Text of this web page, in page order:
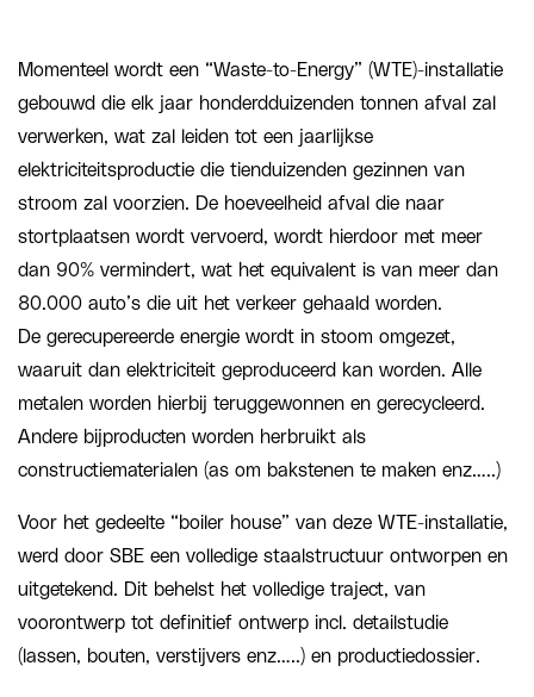
Momenteel wordt een “Waste-to-Energy” (WTE)-installatie
gebouwd die elk jaar honderdduizenden tonnen afval zal
verwerken, wat zal leiden tot een jaarlijkse
elektriciteitsproductie die tienduizenden gezinnen van
stroom zal voorzien. De hoeveelheid afval die naar
stortplaatsen wordt vervoerd, wordt hierdoor met meer
dan 90% vermindert, wat het equivalent is van meer dan
80.000 auto’s die uit het verkeer gehaald worden.
De gerecupereerde energie wordt in stoom omgezet,
waaruit dan elektriciteit geproduceerd kan worden. Alle
metalen worden hierbij teruggewonnen en gerecycleerd.
Andere bijproducten worden herbruikt als
constructiematerialen (as om bakstenen te maken enz…..)
Voor het gedeelte “boiler house” van deze WTE-installatie,
werd door SBE een volledige staalstructuur ontworpen en
uitgetekend. Dit behelst het volledige traject, van
voorontwerp tot definitief ontwerp incl. detailstudie
(lassen, bouten, verstijvers enz…..) en productiedossier.